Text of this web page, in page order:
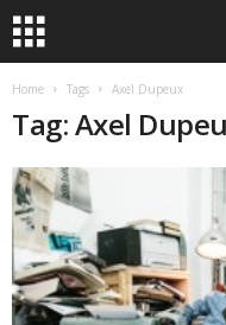
Home Tags Axel Dupeux
Tag: Axel